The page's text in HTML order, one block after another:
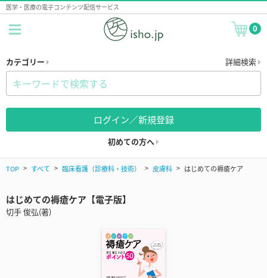
医学・医療の電子コンテンツ配信サービス
0
カテゴリー 詳細検索
ログイン／新規登録
初めての方へ
TOP すべて 臨床看護（診療科・技術） 皮膚科 はじめての褥瘡ケア
はじめての褥瘡ケア【電子版】
切手 俊弘(著)